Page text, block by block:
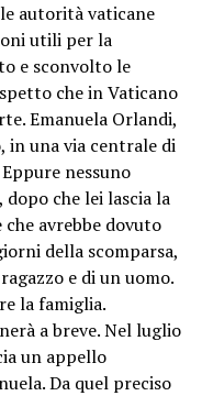
autorità vaticane
utili per la
e sconvolto le
che in Vaticano
Emanuela Orlandi,
in una via centrale di
nessuno
che lei lascia la
avrebbe dovuto
della scomparsa,
e di un uomo.
la famiglia.
a breve. Nel luglio
un appello
Da quel preciso